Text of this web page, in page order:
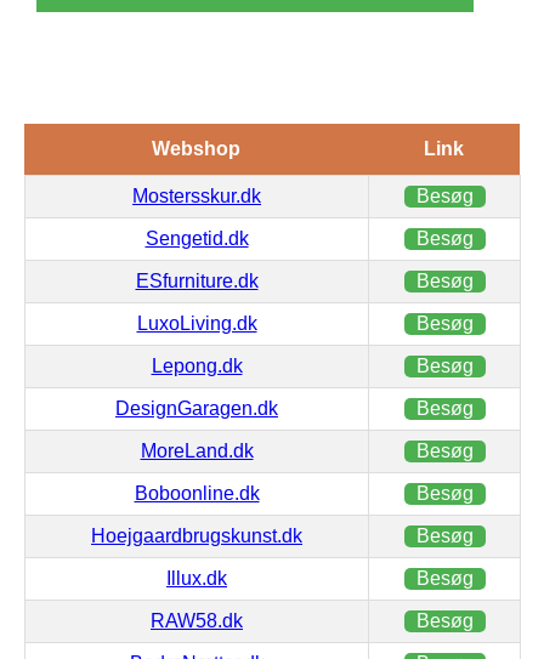
Webshop Link
Mostersskur.dk Besøg
Sengetid.dk Besøg
ESfurniture.dk Besøg
LuxoLiving.dk Besøg
Lepong.dk Besøg
DesignGaragen.dk Besøg
MoreLand.dk Besøg
Boboonline.dk Besøg
Hoejgaardbrugskunst.dk Besøg
Illux.dk Besøg
RAW58.dk Besøg